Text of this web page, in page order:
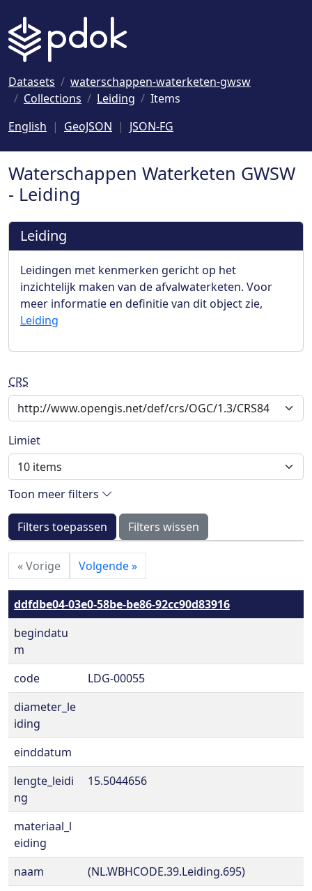
Datasets
waterschappen-waterketen-gwsw
Collections
Leiding
Items
English
GeoJSON JSON-FG
Waterschappen Waterketen GWSW
- Leiding
Leiding
Leidingen met kenmerken gericht op het
inzichtelijk maken van de afvalwaterketen. Voor
meer informatie en definitie van dit object zie,
Leiding
CRS
Limiet
Toon meer filters
Filters toepassen Filters wissen
«Vorige Volgende»
ddfdbe04-03e0-58be-be86-92cc90d83916
begindatu
m
code
LDG-00055
diameter_le
iding
einddatum
lengte_leidi
ng
15.5044656
materiaal_l
eiding
naam
(NL.WBHCODE.39.Leiding.695)